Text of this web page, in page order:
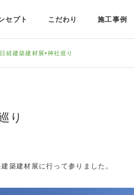
セプト こだわり 施工事例
日経建築建材展•神社巡り
り
築建材展に行って参りました。